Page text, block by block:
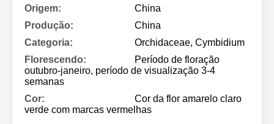
Origem:
China
Produção:
China
Categoria:
Orchidaceae, Cymbidium
Florescendo:
Período de floração
outubro-janeiro, período de visualização 3-4
semanas
Cor:
Cor da flor amarelo claro
verde com marcas vermelhas